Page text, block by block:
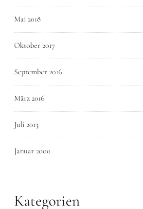
Mai 2018
Oktober 2017
September 2016
März 2016
Juli 2013
Januar 2000
Kategorien